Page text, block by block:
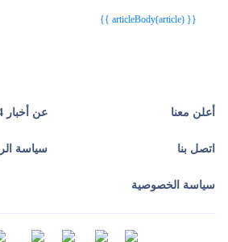
{{ articleBody(article) }}
أعلن معنا عن أخبار 24
اتصل بنا سياسة
سياسة الخصوصية